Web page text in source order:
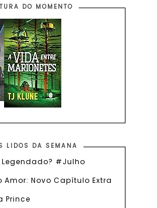
DO MOMENTO
LIDOS DA SEMANA
#Julho
Amor: Novo Capítulo Extra
Prince